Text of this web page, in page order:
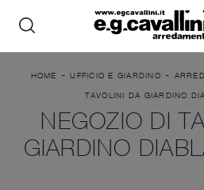
HOME -UFFICIO E GIARDINO -
TAVOLINI DA GIARDINO
NEGOZIO DI
GIARDINO